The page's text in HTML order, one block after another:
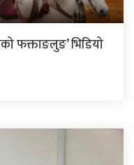
फक्ताङलुङ’ भिडियो